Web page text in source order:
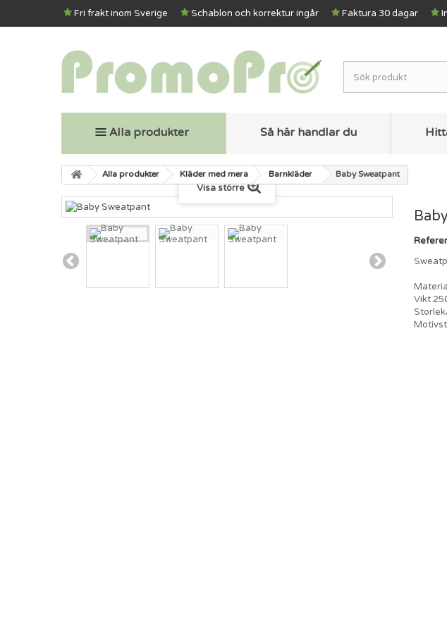
Fri frakt inom Sverige Schablon och korrektur ingår Faktura 30 dagar
Alla produkter Så här handlar du
Alla produkter Kläder med mera Barnkläder Baby Sweatpant
Visa större
Vikt